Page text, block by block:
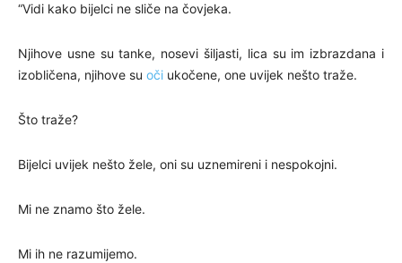
“Vidi kako bijelci ne sliče na čovjeka.
Njihove usne su tanke, nosevi šiljasti, lica su im izbrazdana i
izobličena, njihove su oči ukočene, one uvijek nešto traže.
Što traže?
Bijelci uvijek nešto žele, oni su uznemireni i nespokojni.
Mi ne znamo što žele.
Mi ih ne razumijemo.